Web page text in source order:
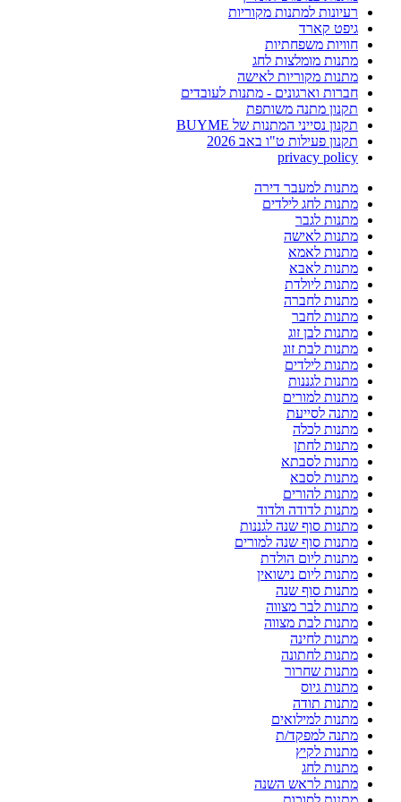
רעיונות למתנות מקוריות
גיפט קארד
חוויות משפחתיות
מתנות מומלצות לחג
מתנות מקוריות לאישה
חברות וארגונים - מתנות לעובדים
תקנון מתנה משותפת
תקנון נסייני המתנות של BUYME
תקנון פעילות ט"ו באב 2026
privacy policy
מתנות למעבר דירה
מתנות לחג לילדים
מתנות לגבר
מתנות לאישה
מתנות לאמא
מתנות לאבא
מתנות ליולדת
מתנות לחברה
מתנות לחבר
מתנות לבן זוג
מתנות לבת זוג
מתנות לילדים
מתנות לגננות
מתנות למורים
מתנה לסייעת
מתנות לכלה
מתנות לחתן
מתנות לסבתא
מתנות לסבא
מתנות להורים
מתנות לדודה ולדוד
מתנות סוף שנה לגננות
מתנות סוף שנה למורים
מתנות ליום הולדת
מתנות ליום נישואין
מתנות סוף שנה
מתנות לבר מצווה
מתנות לבת מצווה
מתנות לחינה
מתנות לחתונה
מתנות שחרור
מתנות גיוס
מתנות תודה
מתנות למילואים
מתנה למפקד/ת
מתנות לקיץ
מתנות לחג
מתנות לראש השנה